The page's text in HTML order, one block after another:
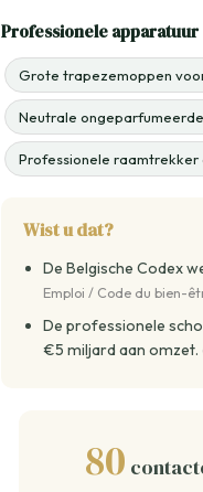
Professionele apparatuur
Grote trapezemoppen
Neutrale
Professionele raamtrekker
Wist u dat?
De Belgische Codex
Emploi / Code du bien-
De professionele
€5 miljard aan omzet.
80